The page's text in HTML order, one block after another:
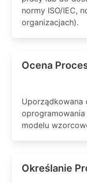
normy ISO/IEC,
organizacjach).
Ocena
Uporządkowana
modelu
Określanie